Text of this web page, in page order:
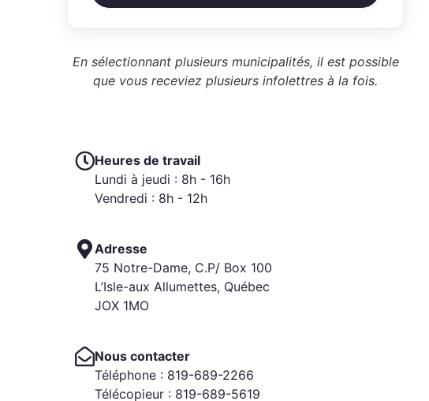
En sélectionnant plusieurs municipalités, il est possible
que vous receviez plusieurs infolettres à la fois.
Heures de travail
Lundi à jeudi : 8h - 16h
Vendredi : 8h - 12h
Adresse
75 Notre-Dame, C.P/ Box 100
L’Isle-aux Allumettes, Québec
JOX 1MO
Nous contacter
Téléphone : 819-689-2266
Télécopieur : 819-689-5619